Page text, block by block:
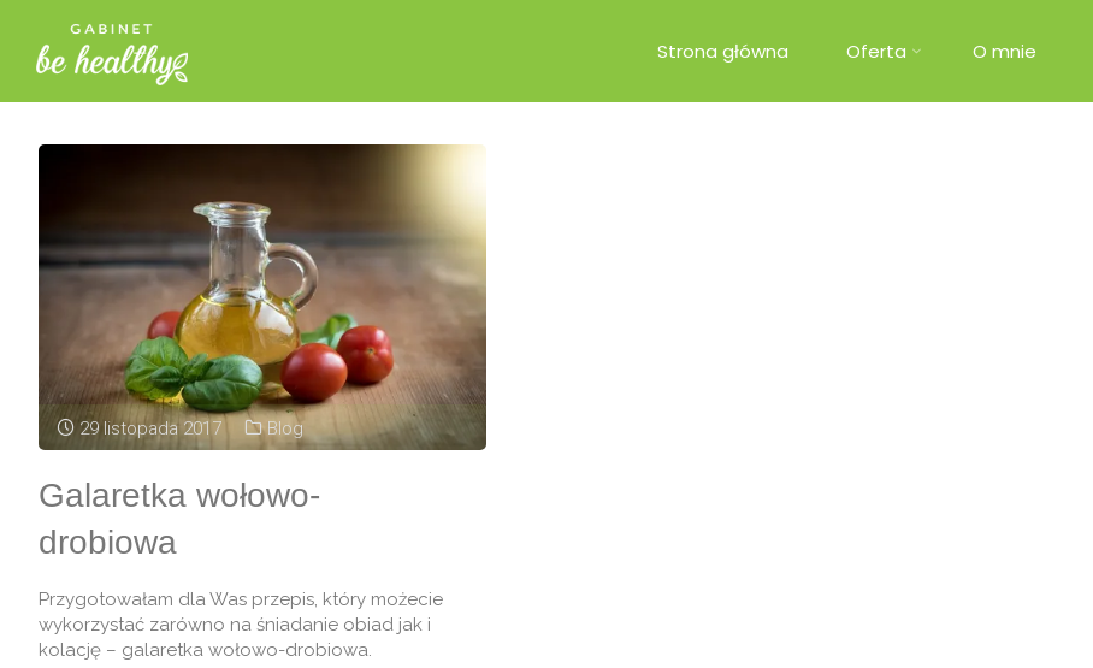
Strona główna Oferta O mnie
29 listopada 2017 Blog
Galaretka wołowo-
drobiowa
Przygotowałam dla Was przepis, który możecie
wykorzystać zarówno na śniadanie obiad jak i
kolację – galaretka wołowo-drobiowa.